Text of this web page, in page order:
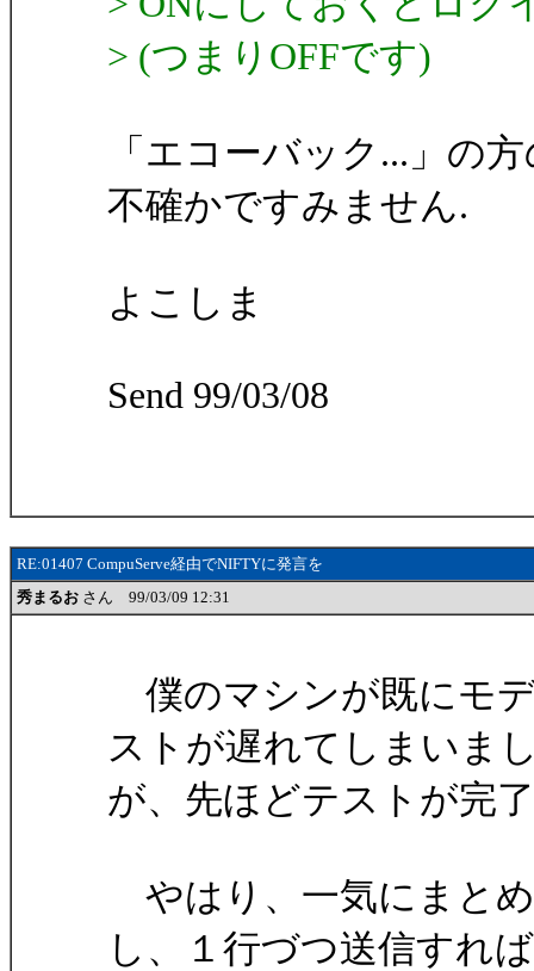
> (つまりOFFです)
「エコーバック...」の
不確かですみません.
よこしま
Send 99/03/08
RE:01407 CompuServe経由でNIFTYに発言を
秀まるお さん 99/03/09 12:31
僕のマシンが既にモ
ストが遅れてしまいま
が、先ほどテストが完
やはり、一気にまと
し、１行づつ送信すれ